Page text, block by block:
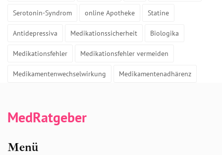
Serotonin-Syndrom online Apotheke Statine
Antidepressiva Medikationssicherheit Biologika
Medikationsfehler Medikationsfehler vermeiden
Medikamentenwechselwirkung Medikamentenadhärenz
MedRatgeber
Menü